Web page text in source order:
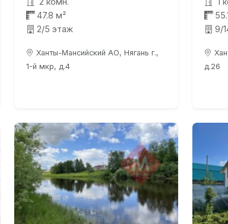
47.8 м²
2/5 этаж
Ханты-Мансийский АО, Нягань г.,
1-й мкр, д.4
9/
д.26